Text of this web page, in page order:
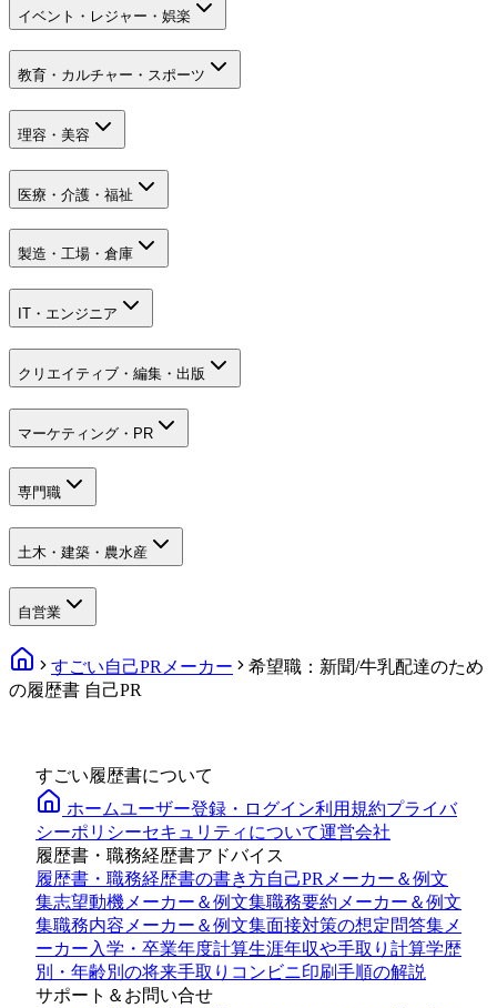
イベント・レジャー・娯楽
教育・カルチャー・スポーツ
理容・美容
医療・介護・福祉
製造・工場・倉庫
IT・エンジニア
クリエイティブ・編集・出版
マーケティング・PR
専門職
土木・建築・農水産
自営業
すごい自己PRメーカー
希望職：新聞/牛乳配達のため
の履歴書 自己PR
すごい履歴書について
ホームユーザー登録・ログイン利用規約プライバ
シーポリシーセキュリティについて運営会社
履歴書・職務経歴書アドバイス
履歴書・職務経歴書の書き方自己PRメーカー＆例文
集志望動機メーカー＆例文集職務要約メーカー＆例文
集職務内容メーカー＆例文集面接対策の想定問答集メ
ーカー入学・卒業年度計算生涯年収や手取り計算学歴
別・年齢別の将来手取り コンビニ印刷手順の解説
サポート＆お問い合せ